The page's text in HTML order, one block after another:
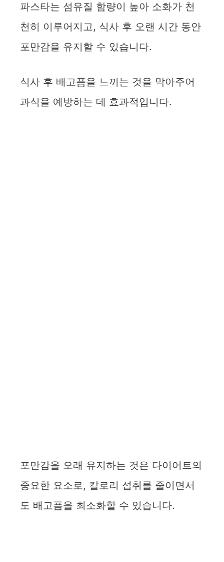
d
e
o
파스타는 섬유질 함량이 높아 소화가 천
천히 이루어지고, 식사 후 오랜 시간 동안
포만감을 유지할 수 있습니다.
식사 후 배고픔을 느끼는 것을 막아주어
과식을 예방하는 데 효과적입니다.
포만감을 오래 유지하는 것은 다이어트의
중요한 요소로, 칼로리 섭취를 줄이면서
도 배고픔을 최소화할 수 있습니다.